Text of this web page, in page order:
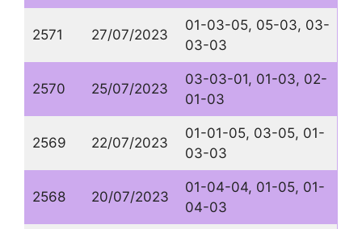
2571 27/07/2023
01-03-05, 05-03, 03-
03-03
2570 25/07/2023
03-03-01, 01-03, 02-
01-03
2569 22/07/2023
01-01-05, 03-05, 01-
03-03
2568 20/07/2023
01-04-04, 01-05, 01-
04-03